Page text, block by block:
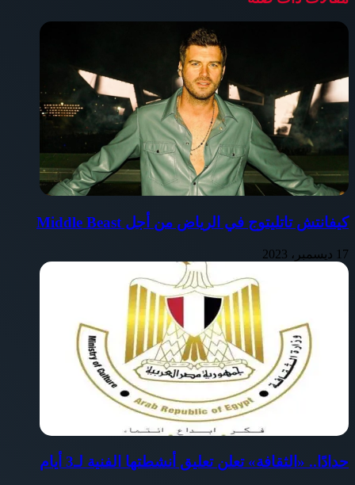
كيفانتش تاتليتوج في الرياض من أجل Middle Beast
17 ديسمبر، 2023
حدادًا.. «الثقافة» تعلن تعليق أنشطتها الفنية لـ3 أيام